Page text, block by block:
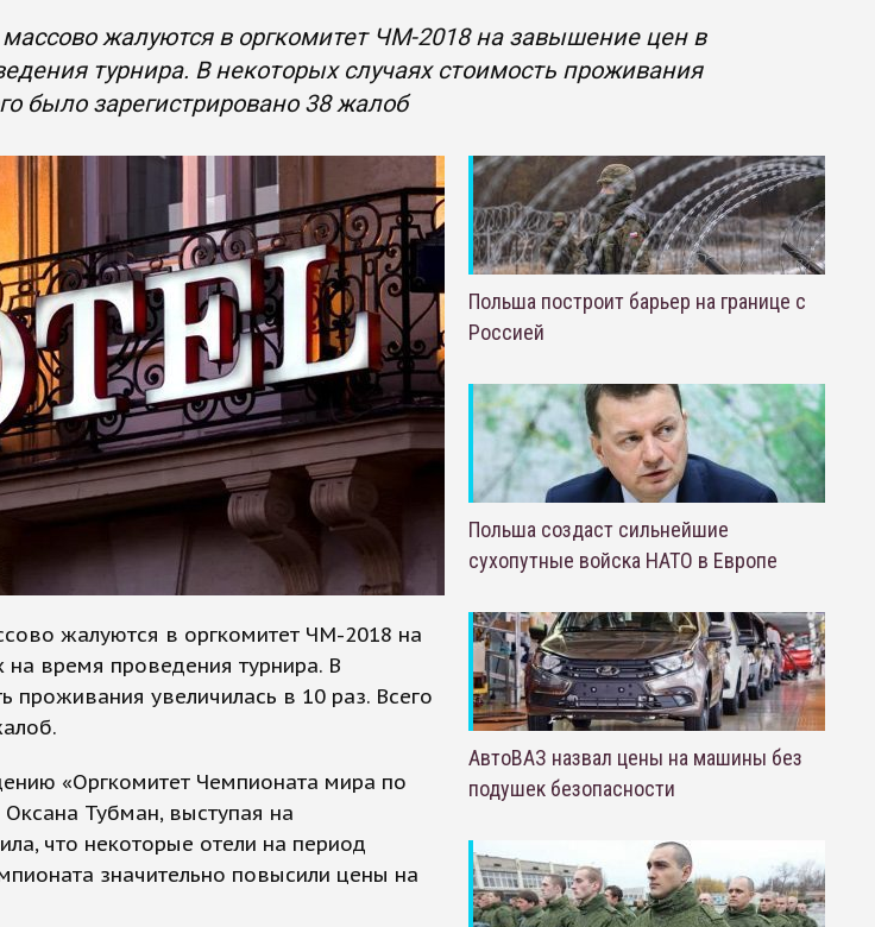
жалуются в оргкомитет ЧМ-2018 на завышение цен в
турнира. В некоторых случаях стоимость проживания
было зарегистрировано 38 жалоб
жалуются в оргкомитет ЧМ-2018 на
время проведения турнира. В
проживания увеличилась в 10 раз. Всего
«Оргкомитет Чемпионата мира по
Тубман, выступая на
что некоторые отели на период
значительно повысили цены на
Польша построит барьер на границе с
Россией
Польша создаст сильнейшие
сухопутные войска НАТО в Европе
АвтоВАЗ назвал цены на машины без
подушек безопасности